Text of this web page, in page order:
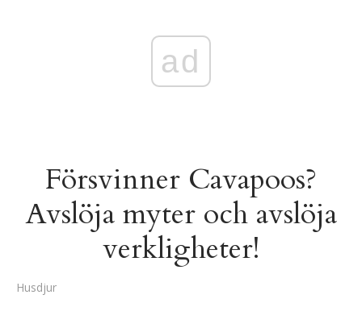
ad
Försvinner Cavapoos?
Avslöja myter och avslöja
verkligheter!
Husdjur